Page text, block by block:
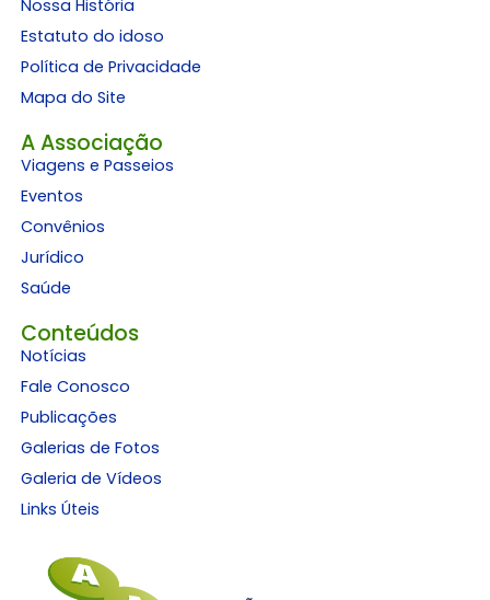
Nossa História
Estatuto do idoso
Política de Privacidade
Mapa do Site
A Associação
Viagens e Passeios
Eventos
Convênios
Jurídico
Saúde
Conteúdos
Notícias
Fale Conosco
Publicações
Galerias de Fotos
Galeria de Vídeos
Links Úteis